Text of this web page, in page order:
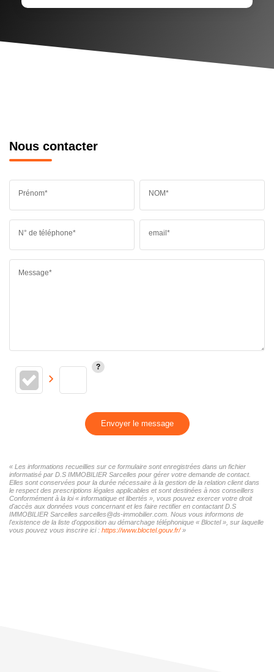
Nous contacter
Prénom* NOM*
N° de téléphone* email*
Message*
Envoyer le message
« Les informations recueillies sur ce formulaire sont enregistrées dans un fichier
informatisé par D.S IMMOBILIER Sarcelles pour gérer votre demande de contact.
Elles sont conservées pour la durée nécessaire à la gestion de la relation client dans
le respect des prescriptions légales applicables et sont destinées à nos conseillers
Conformément à la loi « informatique et libertés », vous pouvez exercer votre droit
d'accès aux données vous concernant et les faire rectifier en contactant D.S
IMMOBILIER Sarcelles sarcelles@ds-immobilier.com. Nous vous informons de
l'existence de la liste d'opposition au démarchage téléphonique « Bloctel », sur laquelle
vous pouvez vous inscrire ici : https://www.bloctel.gouv.fr/»